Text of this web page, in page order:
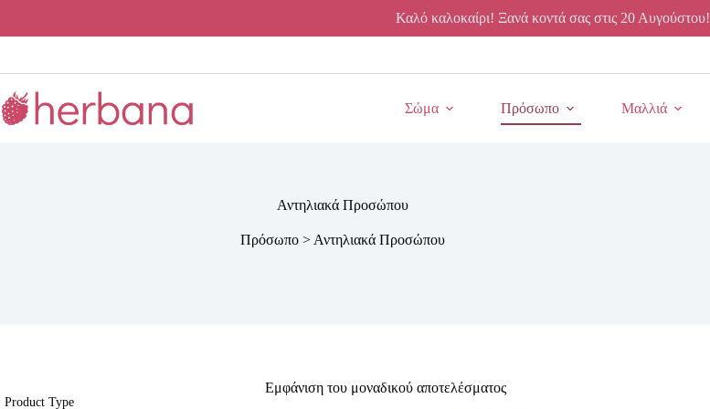
περιεχόμενο
Καλό καλοκαίρι! Ξανά κοντά σας στις 20 Αυγούστου!
Σώμα Πρόσωπο Μαλλιά
Αντηλιακά Προσώπου
Πρόσωπο > Αντηλιακά Προσώπου
Εμφάνιση του μοναδικού αποτελέσματος
Product Type